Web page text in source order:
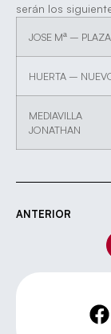
serán los
JOSE Mª – PLAZA
HUERTA –
JONATHAN
ANTERIOR